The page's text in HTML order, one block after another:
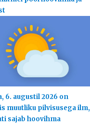
6. augustil 2026 on
muutliku pilvisusega ilm,
sajab hoovihma